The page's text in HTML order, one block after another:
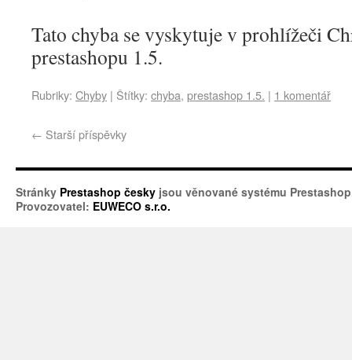
Tato chyba se vyskytuje v prohlížeči
prestashopu 1.5.
Rubriky: Chyby | Štítky: chyba, prestashop 1.5. | 1 komentář
← Starší příspěvky
Stránky Prestashop česky jsou věnované systému
Provozovatel: EUWECO s.r.o.